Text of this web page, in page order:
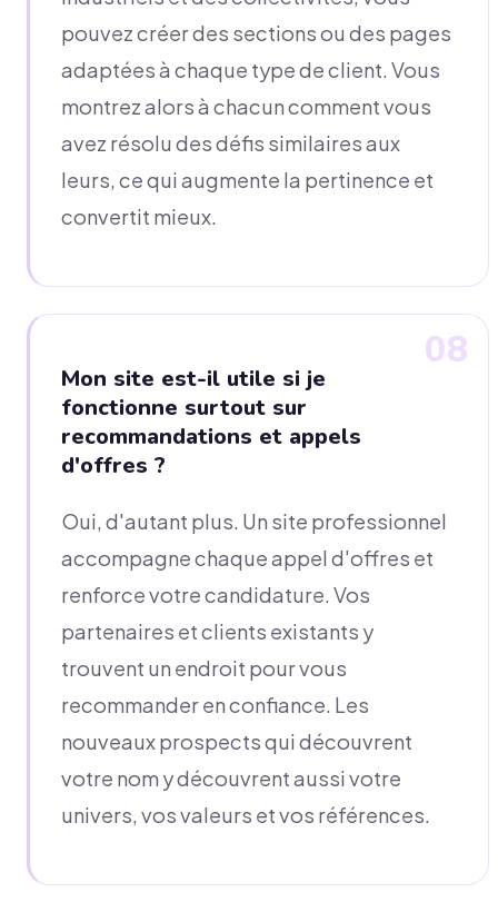
pouvez créer des sections ou des pages
adaptées à chaque type de client. Vous
montrez alors à chacun comment vous
avez résolu des défis similaires aux
leurs, ce qui augmente la pertinence et
convertit mieux.
08
Mon site est-il utile si je
fonctionne surtout sur
recommandations et appels
d'offres ?
Oui, d'autant plus. Un site professionnel
accompagne chaque appel d'offres et
renforce votre candidature. Vos
partenaires et clients existants y
trouvent un endroit pour vous
recommander en confiance. Les
nouveaux prospects qui découvrent
votre nom y découvrent aussi votre
univers, vos valeurs et vos références.